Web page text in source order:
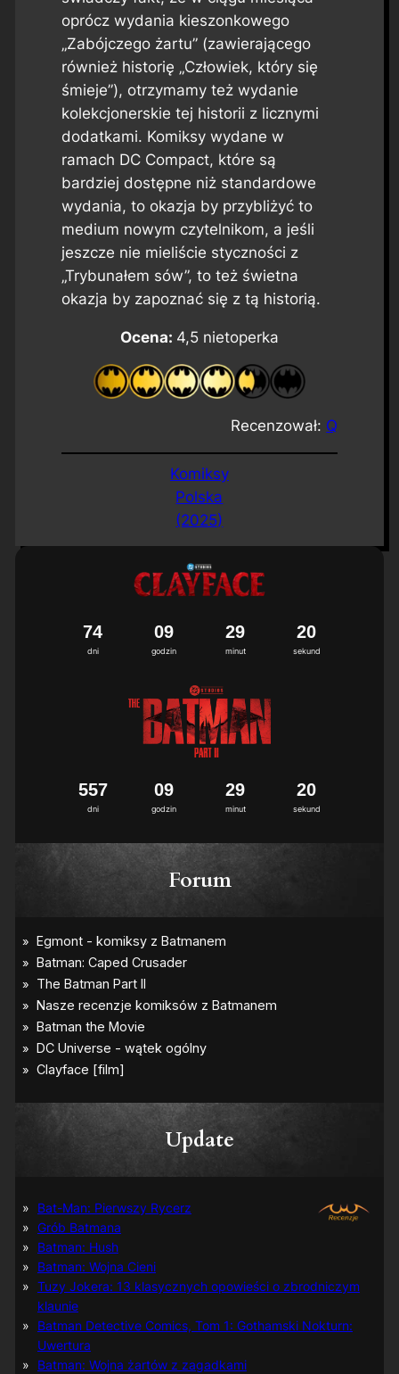
oprócz wydania kieszonkowego
„Zabójczego żartu” (zawierającego
również historię „Człowiek, który się
śmieje”), otrzymamy też wydanie
kolekcjonerskie tej historii z licznymi
dodatkami. Komiksy wydane w
ramach DC Compact, które są
bardziej dostępne niż standardowe
wydania, to okazja by przybliżyć to
medium nowym czytelnikom, a jeśli
jeszcze nie mieliście styczności z
„Trybunałem sów”, to też świetna
okazja by zapoznać się z tą historią.
Ocena: 4,5 nietoperka
Recenzował: Q
Komiksy
Polska
(2025)
dni
74
godzin
09
minut
29
sekund
1
2
9
0
dni
557
godzin
09
minut
29
sekund
1
2
9
0
Forum
Update
Bat-Man: Pierwszy Rycerz
Grób Batmana
Batman: Hush
Batman: Wojna Cieni
Tuzy Jokera: 13 klasycznych opowieści o zbrodniczym
klaunie
Batman Detective Comics, Tom 1: Gothamski Nokturn:
Uwertura
Batman: Wojna żartów z zagadkami